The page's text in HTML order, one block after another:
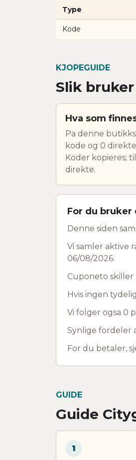
Type
Kode
KJOPEGUIDE
Slik
Hva som
Pa denne
kode og 0
Koder kopieres;
direkte.
For du bruker
Denne siden
Vi samler aktive
06/08/2026.
Cuponeto
Hvis ingen
Vi folger ogsa 0
Synlige fordeler
For du betaler,
GUIDE
Guide
1